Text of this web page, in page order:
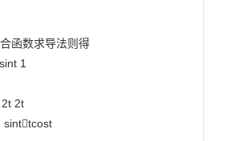
函数求导法则得
1
2t
sinttcost